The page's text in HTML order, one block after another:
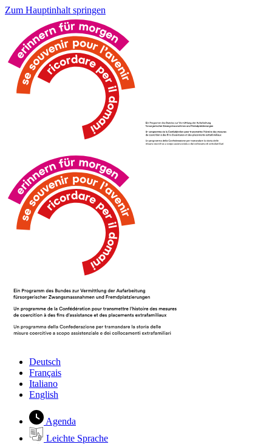
Zum Hauptinhalt springen
Deutsch
Français
Italiano
English
Agenda
Leichte Sprache